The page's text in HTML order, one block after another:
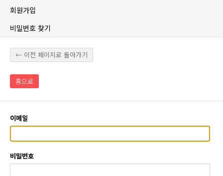
회원가입
비밀번호 찾기
← 이전 페이지로 돌아가기
홈으로
이메일
비밀번호